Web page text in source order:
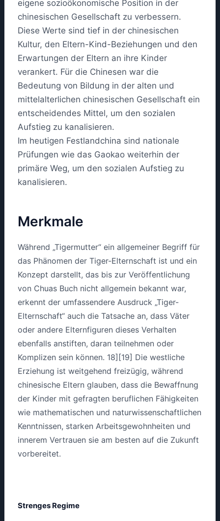
eigene sozioökonomische Position in der
chinesischen Gesellschaft zu verbessern.
Diese Werte sind tief in der chinesischen
Kultur, den Eltern-Kind-Beziehungen und den
Erwartungen der Eltern an ihre Kinder
verankert. Für die Chinesen war die
Bedeutung von Bildung in der alten und
mittelalterlichen chinesischen Gesellschaft ein
entscheidendes Mittel, um den sozialen
Aufstieg zu kanalisieren.
Im heutigen Festlandchina sind nationale
Prüfungen wie das Gaokao weiterhin der
primäre Weg, um den sozialen Aufstieg zu
kanalisieren.
Merkmale
Während „Tigermutter“ ein allgemeiner Begriff für
das Phänomen der Tiger-Elternschaft ist und ein
Konzept darstellt, das bis zur Veröffentlichung
von Chuas Buch nicht allgemein bekannt war,
erkennt der umfassendere Ausdruck „Tiger-
Elternschaft“ auch die Tatsache an, dass Väter
oder andere Elternfiguren dieses Verhalten
ebenfalls anstiften, daran teilnehmen oder
Komplizen sein können. 18][19] Die westliche
Erziehung ist weitgehend freizügig, während
chinesische Eltern glauben, dass die Bewaffnung
der Kinder mit gefragten beruflichen Fähigkeiten
wie mathematischen und naturwissenschaftlichen
Kenntnissen, starken Arbeitsgewohnheiten und
innerem Vertrauen sie am besten auf die Zukunft
vorbereitet.
Strenges Regime